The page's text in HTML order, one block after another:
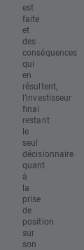
est
faite
et
des
conséquences
qui
en
résultent,
l’investisseur
final
restant
le
seul
décisionnaire
quant
à
la
prise
de
position
sur
son